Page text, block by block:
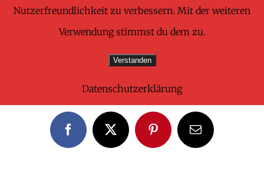
Share This Wonderful Life Event!
FacebookX PinterestE-
Mail
Nutzerfreundlichkeit zu verbessern. Mit der weiteren
Verwendung stimmst du dem zu.
Verstanden
Datenschutzerklärung